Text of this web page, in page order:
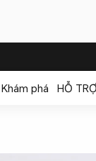
Khám phá HỖ TRỢ